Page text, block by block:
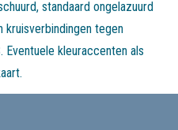
standaard ongelazuurd
kruisverbindingen tegen
Eventuele kleuraccenten als